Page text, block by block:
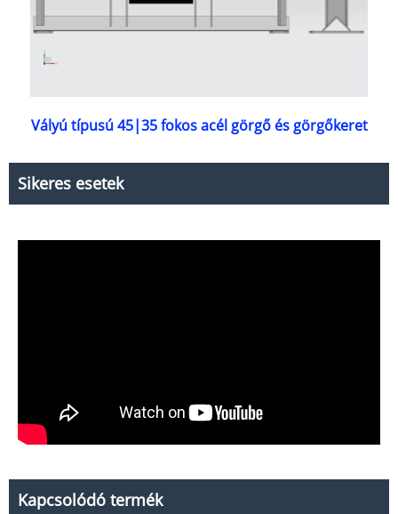
Vályú típusú 45|35 fokos acél görgő és görgőkeret
Sikeres esetek
Kapcsolódó termék